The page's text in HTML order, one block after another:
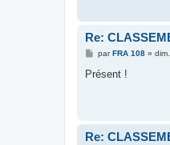
Re:
M
s
parFRA 108»
Présent !
Re: